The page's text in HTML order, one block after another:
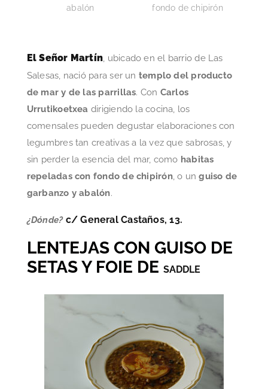
abalón
fondo de chipirón
El Señor Martín, ubicado en el barrio de Las
Salesas, nació para ser un templo del producto
de mar y de las parrillas. Con Carlos
Urrutikoetxea dirigiendo la cocina, los
comensales pueden degustar elaboraciones con
legumbres tan creativas a la vez que sabrosas, y
sin perder la esencia del mar, como habitas
repeladas con fondo de chipirón, o unguiso de
garbanzo y abalón.
¿Dónde? c/ General Castaños, 13.
LENTEJAS CON GUISO DE
SETAS Y FOIE DE SADDLE